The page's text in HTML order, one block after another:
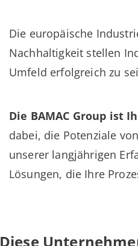
Die europäische
Nachhaltigkeit stellen
Umfeld erfolgreich zu
Die BAMAC Group ist
dabei, die Potenziale
unserer langjährigen
Lösungen, die Ihre
Diese